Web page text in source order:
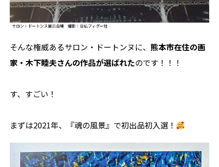
そんな権威あるサロン・ドートンヌに、 熊本市在住の画
家・木下睦夫さんの作品が選ばれたのです！！！
す、すごい！
まずは2021年、『魂の風景』で初出品初入選！